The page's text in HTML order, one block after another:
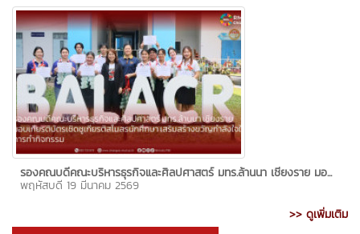
รองคณบดีคณะบริหารธุรกิจและศิลปศาสตร์ มทร.ล้านนา เชียงราย มอ...
พฤหัสบดี 19 มีนาคม 2569
>> ดูเพิ่มเติม